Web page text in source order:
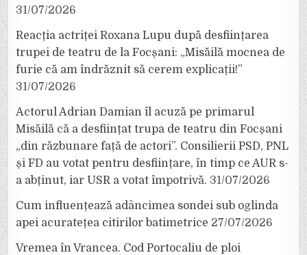
31/07/2026
Reacția actriței Roxana Lupu după desființarea
trupei de teatru de la Focșani: „Misăilă mocnea de
furie că am îndrăznit să cerem explicații!”
31/07/2026
Actorul Adrian Damian îl acuză pe primarul
Misăilă că a desființat trupa de teatru din Focșani
„din răzbunare față de actori”. Consilierii PSD, PNL
și FD au votat pentru desființare, în timp ce AUR s-
a abținut, iar USR a votat împotrivă. 31/07/2026
Cum influențează adâncimea sondei sub oglinda
apei acuratețea citirilor batimetrice 27/07/2026
Vremea în Vrancea. Cod Portocaliu de ploi